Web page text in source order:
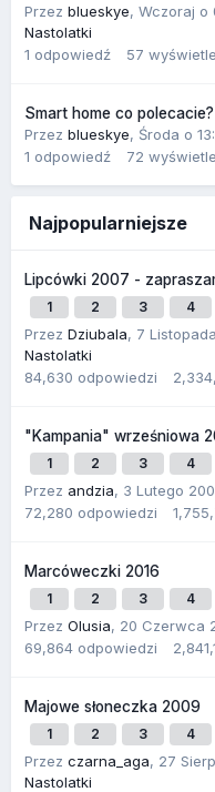
Przez blueskye, Wczoraj o
Nastolatki
1 odpowiedź 57
Smart home co polecacie?
Przez blueskye, Środa o
1 odpowiedź 72
Najpopularniejsze
Lipcówki 2007 -
1 2 3 4
Przez Dziubala, 7
Nastolatki
84,630 odpowiedzi
"Kampania" wrześniowa
1 2 3 4
Przez andzia, 3 Lutego
72,280 odpowiedzi
Marcóweczki 2016
1 2 3 4
Przez Olusia, 20 Czerwca
69,864 odpowiedzi
Majowe słoneczka 2009
1 2 3 4
Przez czarna_aga, 27
Nastolatki